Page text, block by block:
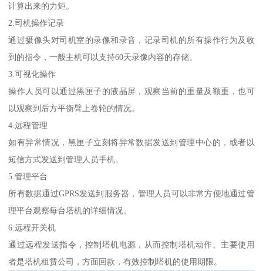
计算出来的力矩。
2.司机操作记录
通过摄像头对司机室的录像和录音，记录司机的所有操作行为及收
到的指令，一般主机可以支持60天录像内容的存储。
3.可视化操作
操作人员可以通过黑匣子的液晶屏，观察当前的重量及额重，也可
以观察到后方平衡臂上卷轮的情况。
4.远程管理
如有异常情况，黑匣子立刻将异常数据发送到管理中心的，或者以
短信方式发送到管理人员手机。
5.管理平台
所有数据通过GPRS发送到服务器，管理人员可以非常方便地通过管
理平台观察每台塔机的详细情况。
6.远程开关机
通过远程发送指令，控制塔机电源，从而控制塔机动作。主要使用
者是塔机租赁公司，方面回款，有效控制塔机的使用期限。